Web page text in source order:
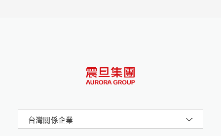
台灣關係企業